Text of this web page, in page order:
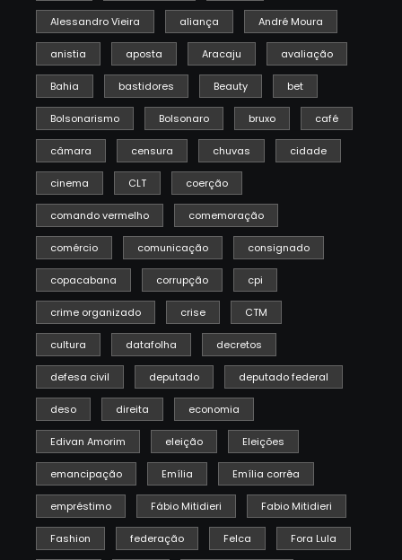
Alessandro Vieira aliança André Moura
anistia aposta Aracaju avaliação
Bahia bastidores Beauty bet
Bolsonarismo Bolsonaro bruxo café
câmara censura chuvas cidade
cinema CLT coerção
comando vermelho comemoração
comércio comunicação consignado
copacabana corrupção cpi
crime organizado crise CTM
cultura datafolha decretos
defesa civil deputado deputado federal
deso direita economia
Edivan Amorim eleição Eleições
emancipação Emília Emília corrêa
empréstimo Fábio Mitidieri Fabio Mitidieri
Fashion federação Felca Fora Lula